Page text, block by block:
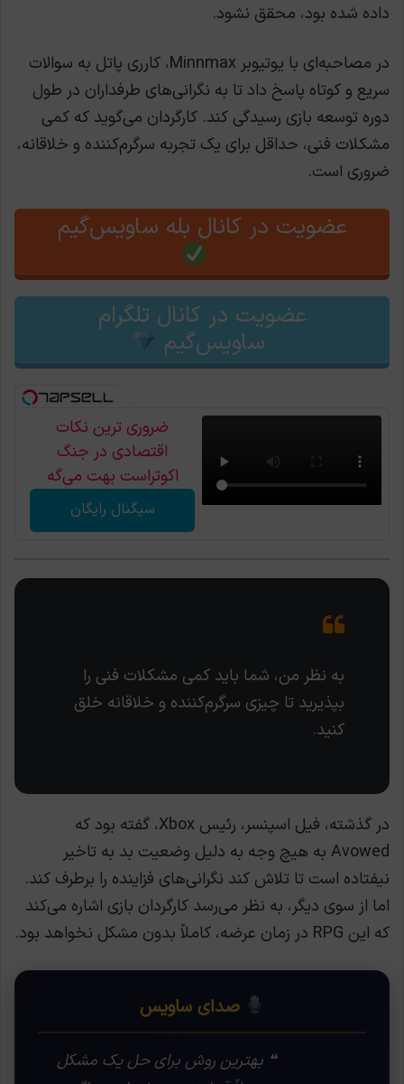
داده شده بود، محقق نشود.
در مصاحبه‌ای با یوتیوبر Minnmax، کارری پاتل به سوالات
سریع و کوتاه پاسخ داد تا به نگرانی‌های طرفداران در طول
دوره توسعه بازی رسیدگی کند. کارگردان می‌گوید که کمی
مشکلات فنی، حداقل برای یک تجربه سرگرم‌کننده و خلاقانه،
ضروری است.
عضویت در کانال بله ساویس‌گیم
عضویت در کانال تلگرام
ساویس‌گیم
ضروری ترین نکات
اقتصادی در جنگ
اکوتراست بهت می‌گه
سیگنال رایگان
به نظر من، شما باید کمی مشکلات فنی را
بپذیرید تا چیزی سرگرم‌کننده و خلاقانه خلق
کنید.
در گذشته، فیل اسپنسر، رئیس Xbox، گفته بود که
Avowed به هیچ وجه به دلیل وضعیت بد به تاخیر
نیفتاده است تا تلاش کند نگرانی‌های فزاینده را برطرف کند.
اما از سوی دیگر، به نظر می‌رسد کارگردان بازی اشاره می‌کند
که این RPG در زمان عرضه، کاملاً بدون مشکل نخواهد بود.
صدای ساویس
❝ بهترین روش برای حل یک مشکل